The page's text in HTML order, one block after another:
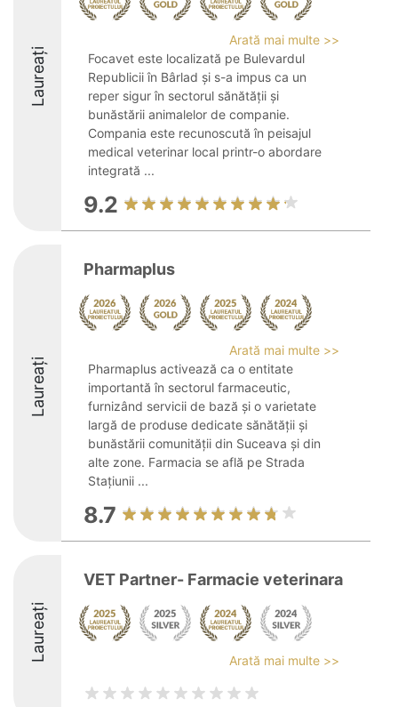
Laureați
Arată mai multe >>
Focavet este localizată pe Bulevardul
Republicii în Bârlad și s-a impus ca un
reper sigur în sectorul sănătății și
bunăstării animalelor de companie.
Compania este recunoscută în peisajul
medical veterinar local printr-o abordare
integrată ...
9.2
Laureați
Pharmaplus
Arată mai multe >>
Pharmaplus activează ca o entitate
importantă în sectorul farmaceutic,
furnizând servicii de bază și o varietate
largă de produse dedicate sănătății și
bunăstării comunității din Suceava și din
alte zone. Farmacia se află pe Strada
Stațiunii ...
8.7
Laureați
VET Partner- Farmacie veterinara
Arată mai multe >>